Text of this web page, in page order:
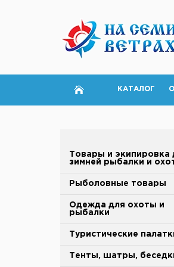
КАТАЛОГ
Товары и экипировка
зимней рыбалки и
Палатки для зимней
Полы для зимней
Рыболовные товары
Блесны
карабины
Одежда для охоты и
рыбалки
Зимняя одежда
Защита от дождя и
Туристические
Alpika
Тенты, шатры,